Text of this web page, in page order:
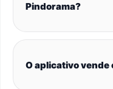
Pindorama?
O aplicativo